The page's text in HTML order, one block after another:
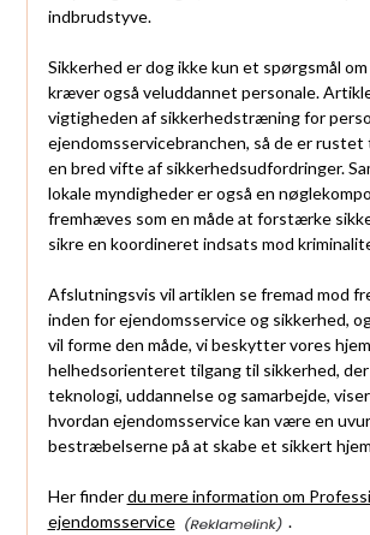
indbrudstyve.
Sikkerhed er dog ikke kun et spørgsmål
kræver også veluddannet personale.
vigtigheden af sikkerhedstræning for
ejendomsservicebranchen, så de er
en bred vifte af sikkerhedsudfordringer.
lokale myndigheder er også en
fremhæves som en måde at forstærke
sikre en koordineret indsats mod
Afslutningsvis vil artiklen se fremad mod
inden for ejendomsservice og sikkerhed,
vil forme den måde, vi beskytter vores
helhedsorienteret tilgang til sikkerhed,
teknologi, uddannelse og samarbejde,
hvordan ejendomsservice kan være en
bestræbelserne på at skabe et sikkert
Her finderdu mere information om
ejendomsservice
.